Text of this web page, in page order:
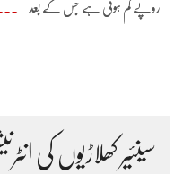
روپے کم ہوئی ہے جس کے بعد
سینئیر کھلاڑیوں کی